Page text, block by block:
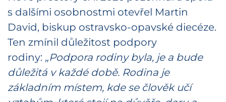
s dalšími osobnostmi otevřel Martin
David, biskup ostravsko-opavské diecéze.
Ten zmínil důležitost podpory
rodiny: „Podpora rodiny byla, je a bude
důležitá v každé době. Rodina je
základním místem, kde se člověk učí